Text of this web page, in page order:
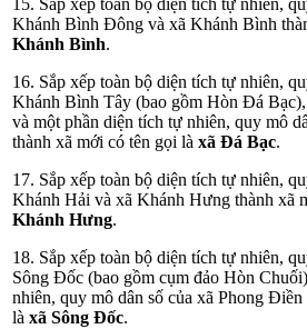
15. Sắp xếp toàn bộ diện tích tự nhiên,
Khánh Bình Đông và xã Khánh Bình
Khánh Bình.
16. Sắp xếp toàn bộ diện tích tự nhiên,
Khánh Bình Tây (bao gồm Hòn Đá
và một phần diện tích tự nhiên, quy mô
thành xã mới có tên gọi là xã Đá Bạc.
17. Sắp xếp toàn bộ diện tích tự nhiên,
Khánh Hải và xã Khánh Hưng thành xã
Khánh Hưng.
18. Sắp xếp toàn bộ diện tích tự nhiên,
Sông Đốc (bao gồm cụm đảo Hòn
nhiên, quy mô dân số của xã Phong
là xã Sông Đốc.